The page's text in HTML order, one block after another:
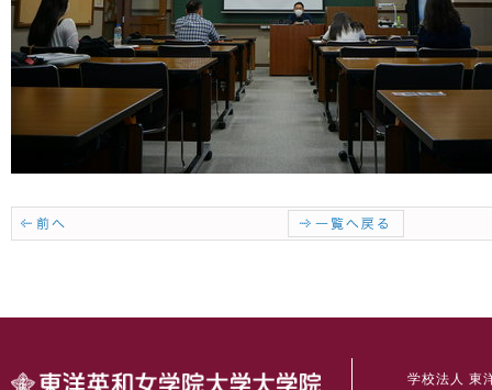
学校法人 東